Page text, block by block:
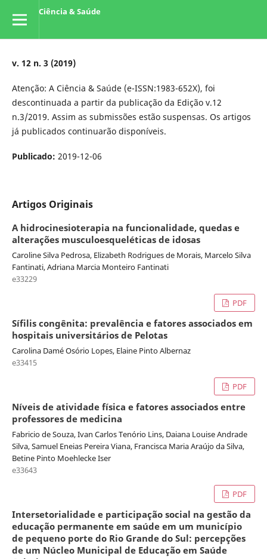
Ciência & Saúde
v. 12 n. 3 (2019)
Atenção: A Ciência & Saúde (e-ISSN:1983-652X), foi
descontinuada a partir da publicação da Edição v.12
n.3/2019. Assim as submissões estão suspensas. Os artigos
já publicados continuarão disponíveis.
Publicado: 2019-12-06
Artigos Originais
A hidrocinesioterapia na funcionalidade, quedas e
alterações musculoesqueléticas de idosas
Caroline Silva Pedrosa, Elizabeth Rodrigues de Morais, Marcelo Silva
Fantinati, Adriana Marcia Monteiro Fantinati
e33229
PDF
Sífilis congênita: prevalência e fatores associados em
hospitais universitários de Pelotas
Carolina Damé Osório Lopes, Elaine Pinto Albernaz
e33415
PDF
Níveis de atividade física e fatores associados entre
professores de medicina
Fabricio de Souza, Ivan Carlos Tenório Lins, Daiana Louise Andrade
Silva, Samuel Eneias Pereira Viana, Francisca Maria Araújo da Silva,
Betine Pinto Moehlecke Iser
e33643
PDF
Intersetorialidade e participação social na gestão da
educação permanente em saúde em um município
de pequeno porte do Rio Grande do Sul: percepções
de um Núcleo Municipal de Educação em Saúde